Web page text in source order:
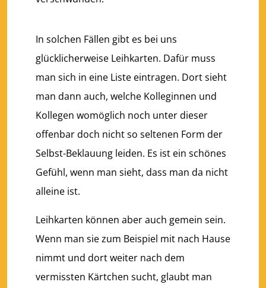
In solchen Fällen gibt es bei uns
glücklicherweise Leihkarten. Dafür muss
man sich in eine Liste eintragen. Dort sieht
man dann auch, welche Kolleginnen und
Kollegen womöglich noch unter dieser
offenbar doch nicht so seltenen Form der
Selbst-Beklauung leiden. Es ist ein schönes
Gefühl, wenn man sieht, dass man da nicht
alleine ist.
Leihkarten können aber auch gemein sein.
Wenn man sie zum Beispiel mit nach Hause
nimmt und dort weiter nach dem
vermissten Kärtchen sucht, glaubt man